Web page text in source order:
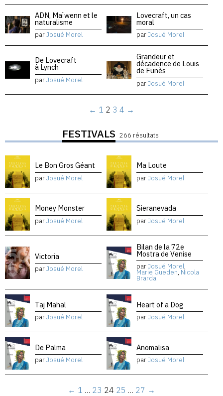
ADN, Maïwenn et le
naturalisme
parJosué Morel
Lovecraft, un cas
moral
parJosué Morel
De Lovecraft
à Lynch
parJosué Morel
Grandeur et
décadence de Louis
de Funès
parJosué Morel
← 1 2 3 4 →
FESTIVALS 266 résultats
Le Bon Gros Géant
parJosué Morel
Ma Loute
parJosué Morel
Money Monster
parJosué Morel
Sieranevada
parJosué Morel
Victoria
parJosué Morel
Bilan de la 72e
Mostra de Venise
parJosué Morel,
Marie Gueden, Nicola
Brarda
Taj Mahal
parJosué Morel
Heart of a Dog
parJosué Morel
De Palma
parJosué Morel
Anomalisa
parJosué Morel
← 1 … 23 24 25 … 27 →